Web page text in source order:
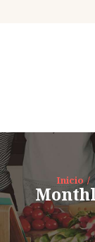
Inicio